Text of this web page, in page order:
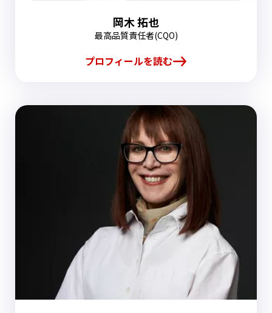
岡木 拓也
最高品質責任者(CQO)
プロフィールを読む